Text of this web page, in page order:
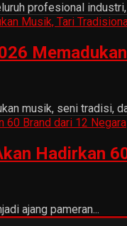
profesional industri,
musik, seni tradisi,
Hadirkan
ajang pameran...